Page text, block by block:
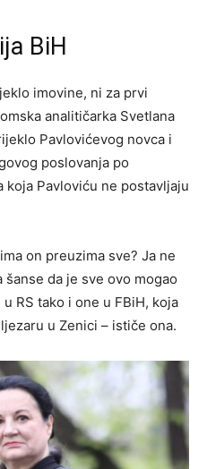
BiH
imovine, ni za prvi
analitičarka Svetlana
Pavlovićevog novca i
poslovanja po
Pavloviću ne postavljaju
on preuzima sve? Ja ne
da je sve ovo mogao
RS tako i one u FBiH, koja
u Zenici – ističe ona.